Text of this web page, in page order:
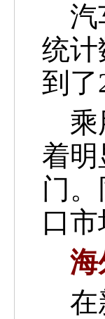
汽
统计
到了
乘
着
门
口市
海
在